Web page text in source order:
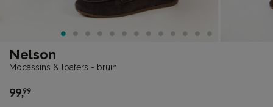
Nelson
Mocassins & loafers - bruin
€ 99,99
99,99